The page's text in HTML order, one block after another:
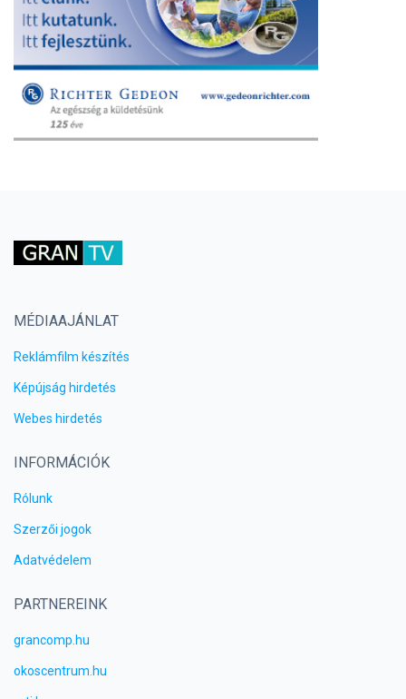
MÉDIAAJÁNLAT
Reklámfilm készítés
Képújság hirdetés
Webes hirdetés
INFORMÁCIÓK
Rólunk
Szerzői jogok
Adatvédelem
PARTNEREINK
grancomp.hu
okoscentrum.hu